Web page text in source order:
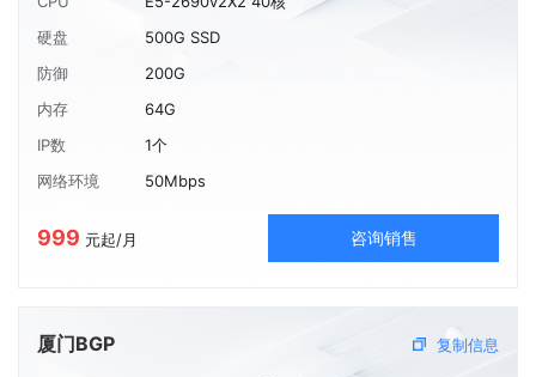
硬盘
500G SSD
防御
200G
内存
64G
IP数
1个
网络环境
50Mbps
999 元起/月 咨询销售
厦门BGP 复制信息